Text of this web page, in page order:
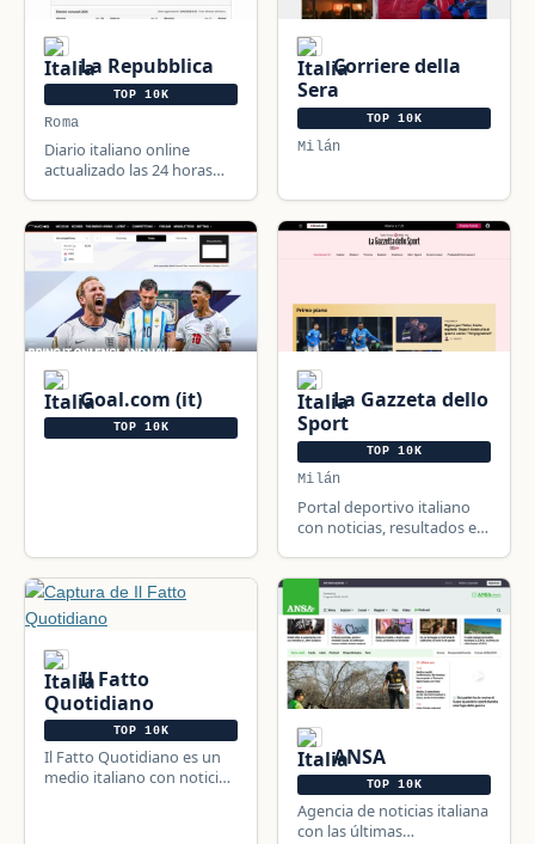
La Repubblica
TOP 10K
Roma
Diario italiano online
actualizado las 24 horas
internacional,
espectáculos, música,
cultura, ciencia y tecn
Corriere della
Sera
TOP 10K
Milán
Goal.com (it)
TOP 10K
La Gazzeta dello
Sport
TOP 10K
Milán
Portal deportivo italiano
con noticias, resultados en
ciclismo y tenis.
Il Fatto
Quotidiano
TOP 10K
Il Fatto Quotidiano es un
medio italiano con noticias
ANSA
TOP 10K
Agencia de noticias italiana
con las últimas